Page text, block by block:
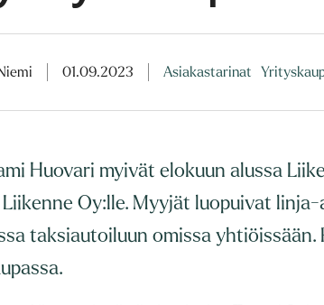
01.09.2023 Asiakastarinat
Huovari myivät elokuun alussa
Oy:lle. Myyjät luopuivat
taksiautoiluun omissa yhtiöissään.